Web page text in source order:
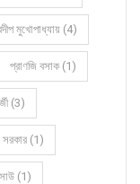
মুখোপাধ্যায় (4)
প্রাণজি বসাক (1)
(3)
সরকার (1)
সাউ (1)